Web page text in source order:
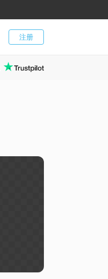
注册